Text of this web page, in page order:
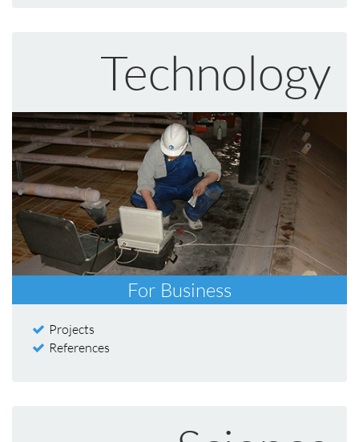
Technology
For Business
Projects
References